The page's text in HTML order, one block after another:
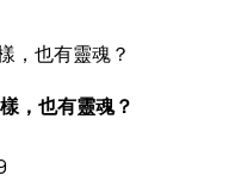
，也有靈魂？
，也有靈魂？